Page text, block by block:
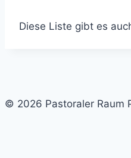
Diese Liste gibt es
© 2026 Pastoraler Raum